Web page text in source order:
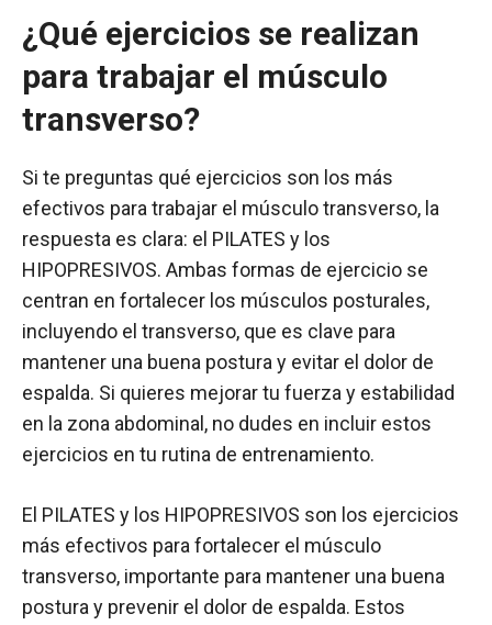
¿Qué ejercicios se realizan
para trabajar el músculo
transverso?
Si te preguntas qué ejercicios son los más
efectivos para trabajar el músculo transverso, la
respuesta es clara: el PILATES y los
HIPOPRESIVOS. Ambas formas de ejercicio se
centran en fortalecer los músculos posturales,
incluyendo el transverso, que es clave para
mantener una buena postura y evitar el dolor de
espalda. Si quieres mejorar tu fuerza y estabilidad
en la zona abdominal, no dudes en incluir estos
ejercicios en tu rutina de entrenamiento.
El PILATES y los HIPOPRESIVOS son los ejercicios
más efectivos para fortalecer el músculo
transverso, importante para mantener una buena
postura y prevenir el dolor de espalda. Estos